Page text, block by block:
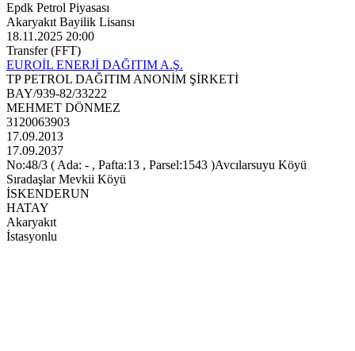
Epdk Petrol Piyasası
Akaryakıt Bayilik Lisansı
18.11.2025 20:00
Transfer (FFT)
EUROİL ENERJİ DAĞITIM A.Ş.
TP PETROL DAĞITIM ANONİM ŞİRKETİ
BAY/939-82/33222
MEHMET DÖNMEZ
3120063903
17.09.2013
17.09.2037
No:48/3 ( Ada: - , Pafta:13 , Parsel:1543 )Avcılarsuyu Köyü
Sıradaşlar Mevkii Köyü
İSKENDERUN
HATAY
Akaryakıt
İstasyonlu